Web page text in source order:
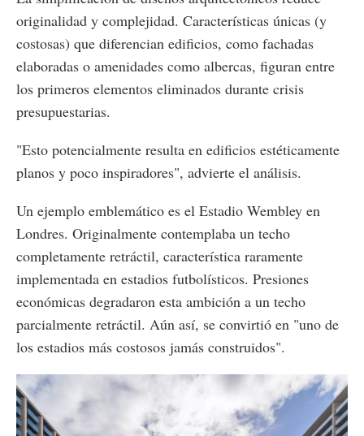
originalidad y complejidad. Características únicas (y
costosas) que diferencian edificios, como fachadas
elaboradas o amenidades como albercas, figuran entre
los primeros elementos eliminados durante crisis
presupuestarias.
"Esto potencialmente resulta en edificios estéticamente
planos y poco inspiradores", advierte el análisis.
Un ejemplo emblemático es el Estadio Wembley en
Londres. Originalmente contemplaba un techo
completamente retráctil, característica raramente
implementada en estadios futbolísticos. Presiones
económicas degradaron esta ambición a un techo
parcialmente retráctil. Aún así, se convirtió en "uno de
los estadios más costosos jamás construidos".